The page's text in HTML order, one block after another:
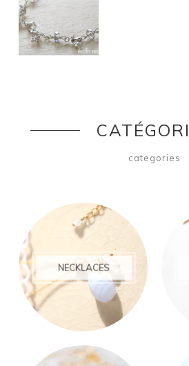
categories
NECKLACES